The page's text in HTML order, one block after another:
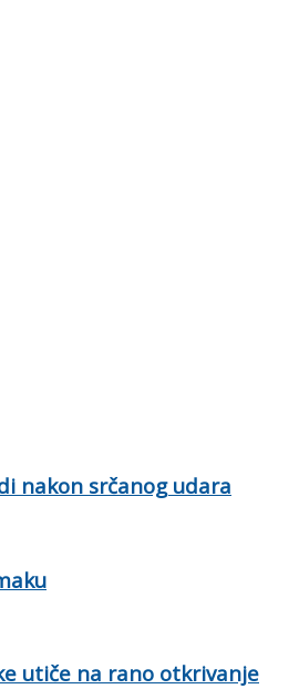
nakon srčanog udara
utiče na rano otkrivanje